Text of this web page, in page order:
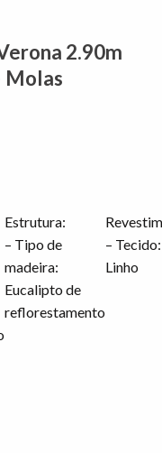
2.90m
Molas
Estrutura:
– Tipo de
madeira:
Eucalipto de
reflorestamento
– Tecido:
Linho